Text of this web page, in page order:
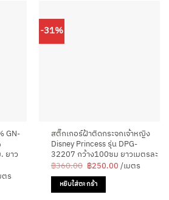
GN-
ยาว
ตร
-31%
สติ๊กเกอร์ฝ้าติดกระจกเจ้าหญิง
Disney Princess รุ่น DPG-
32207 กว้าง100ซม ยาวเมตรละ
฿360.00 Original
price
was:
฿360.00.
฿250.00Current
price
/เมตร
หยิบใส่ตะกร้า